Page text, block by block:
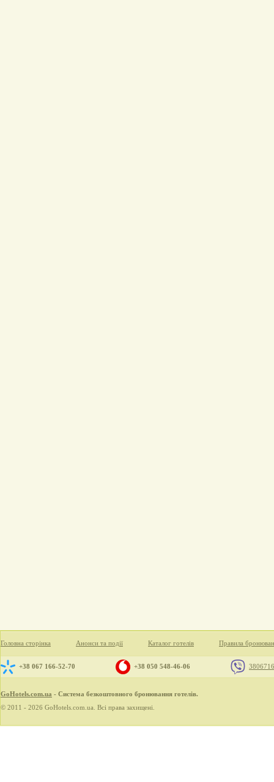
Головна сторінка Анонси та події Каталог готелів Правила
+38 067 166-52-70 +38 050 548-46-06
GoHotels.com.ua - Система безкоштовного бронювання готелів.
© 2011 - 2026 GoHotels.com.ua. Всі права захищені.